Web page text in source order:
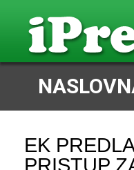
EK
PRISTUP